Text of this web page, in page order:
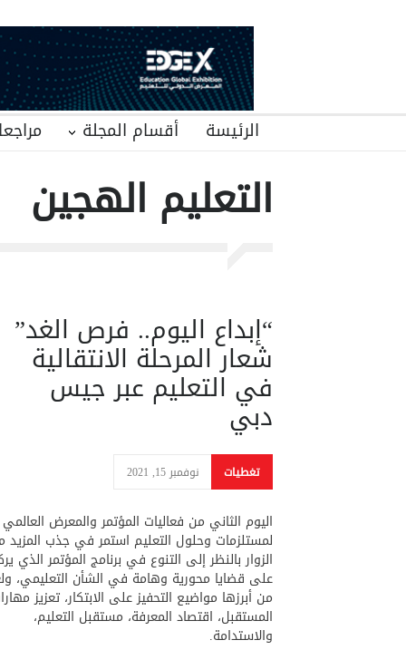
الرئيسة أقسام المجلة
التعليم الهجين
“إبداع اليوم.. فرص الغد”
شعار المرحلة الانتقالية
في التعليم عبر جيس
دبي
تغطيات نوفمبر 15, 2021
اليوم الثاني من فعاليات المؤتمر والمعرض العالمي
لمستلزمات وحلول التعليم استمر في جذب المزيد
الزوار بالنظر إلى التنوع في برنامج المؤتمر الذي
على قضايا محورية وهامة في الشأن التعليمي،
من أبرزها مواضيع التحفيز على الابتكار، تعزيز
المستقبل، اقتصاد المعرفة، مستقبل التعليم،
والاستدامة.